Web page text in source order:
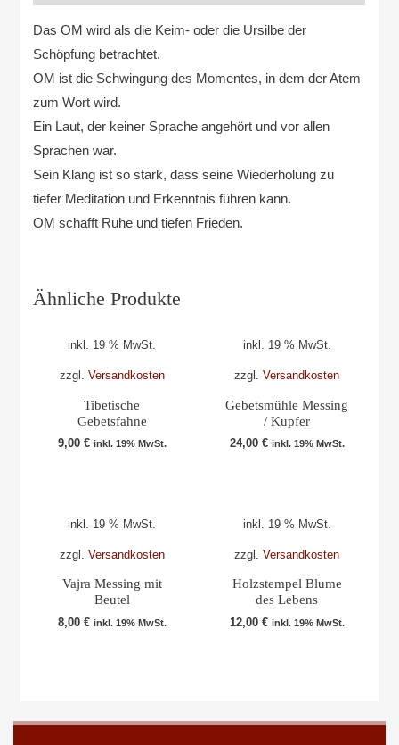
Das OM wird als die Keim- oder die Ursilbe der
Schöpfung betrachtet.
OM ist die Schwingung des Momentes, in dem der Atem
zum Wort wird.
Ein Laut, der keiner Sprache angehört und vor allen
Sprachen war.
Sein Klang ist so stark, dass seine Wiederholung zu
tiefer Meditation und Erkenntnis führen kann.
OM schafft Ruhe und tiefen Frieden.
Ähnliche Produkte
inkl. 19 % MwSt.
zzgl. Versandkosten
Tibetische
Gebetsfahne
9,00 € inkl. 19% MwSt.
inkl. 19 % MwSt.
zzgl.Versandkosten
Gebetsmühle Messing
/ Kupfer
24,00 € inkl. 19% MwSt.
inkl. 19 % MwSt.
zzgl. Versandkosten
Vajra Messing mit
Beutel
8,00 € inkl. 19% MwSt.
inkl. 19 % MwSt.
zzgl.Versandkosten
Holzstempel Blume
des Lebens
12,00 € inkl. 19% MwSt.